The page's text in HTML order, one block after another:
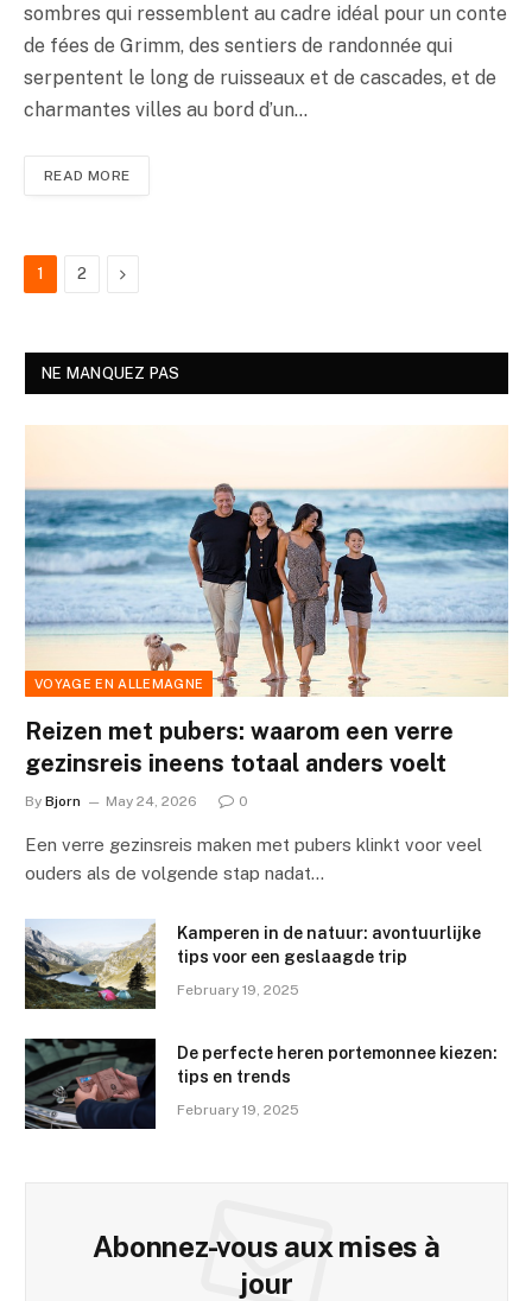
sombres qui ressemblent au cadre idéal pour un conte
de fées de Grimm, des sentiers de randonnée qui
serpentent le long de ruisseaux et de cascades, et de
charmantes villes au bord d’un…
READ MORE
1 2 Next
NE MANQUEZ PAS
VOYAGE EN ALLEMAGNE
Reizen met pubers: waarom een verre
gezinsreis ineens totaal anders voelt
By Bjorn May 24, 2026 0
Een verre gezinsreis maken met pubers klinkt voor veel
ouders als de volgende stap nadat…
Kamperen in de natuur: avontuurlijke
tips voor een geslaagde trip
February 19, 2025
De perfecte heren portemonnee kiezen:
tips en trends
February 19, 2025
Abonnez-vous aux mises à
jour